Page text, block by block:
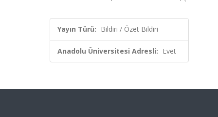
Yayın Türü: Bildiri / Özet Bildiri
Anadolu Üniversitesi Adresli: Evet